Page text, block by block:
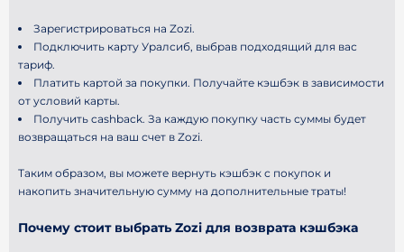
Зарегистрироваться на Zozi.
Подключить карту Уралсиб, выбрав подходящий для вас
тариф.
Платить картой за покупки. Получайте кэшбэк в зависимости
от условий карты.
Получить cashback. За каждую покупку часть суммы будет
возвращаться на ваш счет в Zozi.
Таким образом, вы можете вернуть кэшбэк с покупок и
накопить значительную сумму на дополнительные траты!
Почему стоит выбрать Zozi для возврата кэшбэка